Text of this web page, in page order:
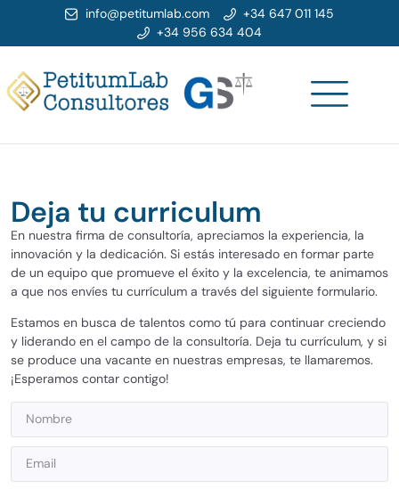
info@petitumlab.com
+34 647 011 145
+34 956 634 404
Deja tu curriculum
En nuestra firma de consultoría, apreciamos la experiencia, la
innovación y la dedicación. Si estás interesado en formar parte
de un equipo que promueve el éxito y la excelencia, te animamos
a que nos envíes tu currículum a través del siguiente formulario.
Estamos en busca de talentos como tú para continuar creciendo
y liderando en el campo de la consultoría. Deja tu currículum, y si
se produce una vacante en nuestras empresas, te llamaremos.
¡Esperamos contar contigo!